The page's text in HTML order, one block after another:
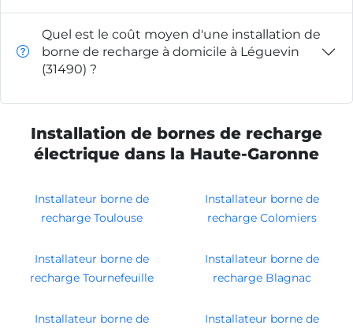
Quel est le coût moyen d'une installation de
borne de recharge à domicile à Léguevin
(31490) ?
Installation de bornes de recharge
électrique dans la Haute-Garonne
Installateur borne de
recharge Toulouse
Installateur borne de
recharge Colomiers
Installateur borne de
recharge Tournefeuille
Installateur borne de
recharge Blagnac
Installateur borne de
Installateur borne de